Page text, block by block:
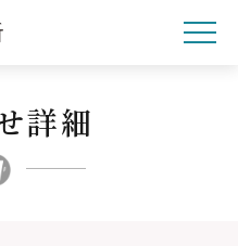
念
発
詳細